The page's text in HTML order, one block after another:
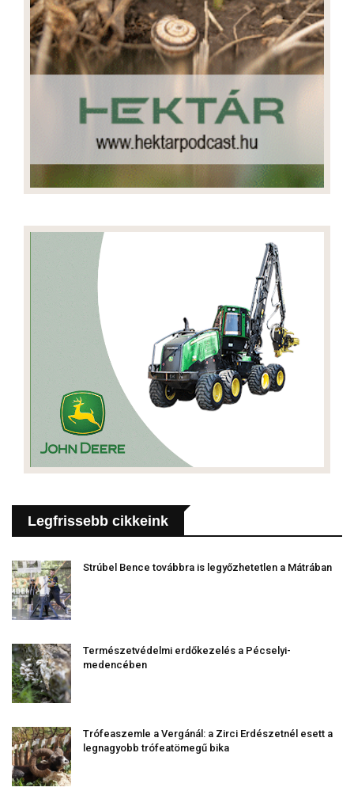
Legfrissebb cikkeink
Strúbel Bence továbbra is legyőzhetetlen a Mátrában
Természetvédelmi erdőkezelés a Pécselyi-
medencében
Trófeaszemle a Vergánál: a Zirci Erdészetnél esett a
legnagyobb trófeatömegű bika